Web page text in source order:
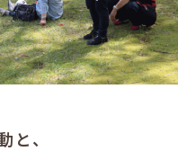
と、